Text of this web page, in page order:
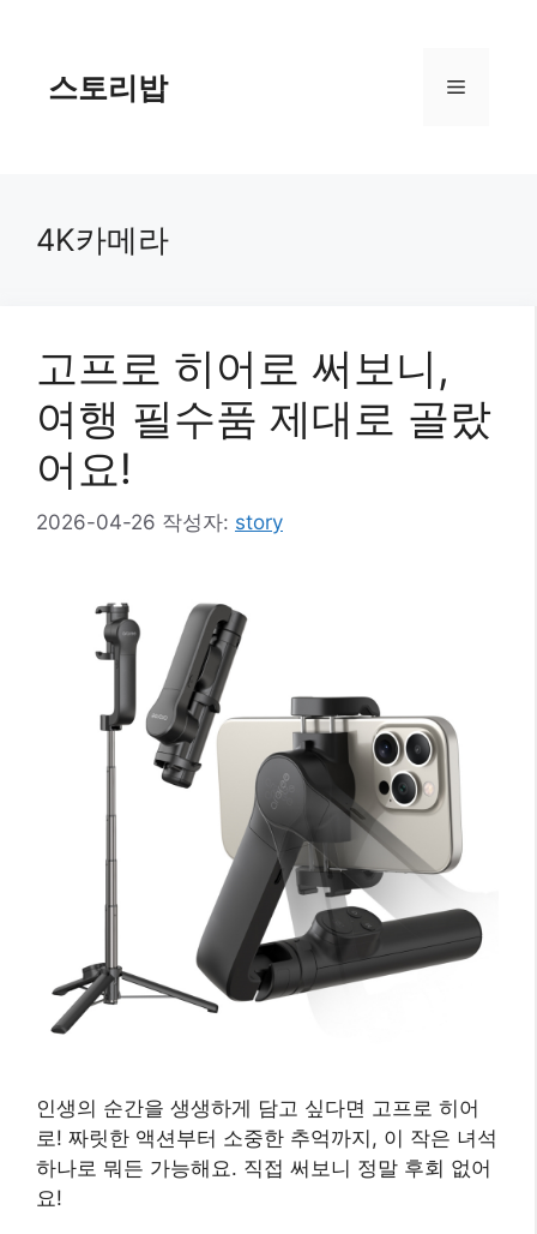
스토리밥 메
4K카메라
고프로 히어로 써보니,
여행 필수품 제대로 골랐
어요!
2026-04-26 작성자: story
인생의 순간을 생생하게 담고 싶다면 고프로 히어
로! 짜릿한 액션부터 소중한 추억까지, 이 작은 녀석
하나로 뭐든 가능해요. 직접 써보니 정말 후회 없어
요!